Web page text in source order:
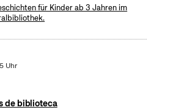
für Kinder ab 3 Jahren im
Uhr
de biblioteca